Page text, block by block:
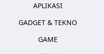
APLIKASI
GADGET & TEKNO
GAME